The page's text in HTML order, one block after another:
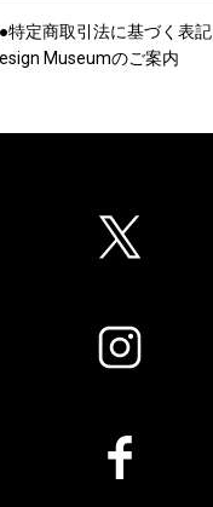
●特定商取引法に基づく表記
Museumのご案内